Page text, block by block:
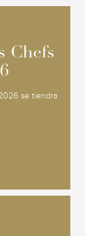
Chefs
se tiendra
Chefs